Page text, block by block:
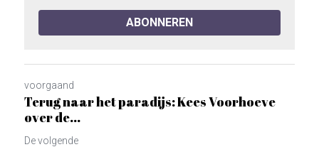
ABONNEREN
voorgaand
Terug naar het paradijs: Kees Voorhoeve
over de...
De volgende